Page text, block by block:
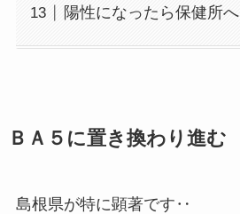
陽性になったら保健所へ
ＢＡ５に置き換わり進む
島根県が特に顕著です‥